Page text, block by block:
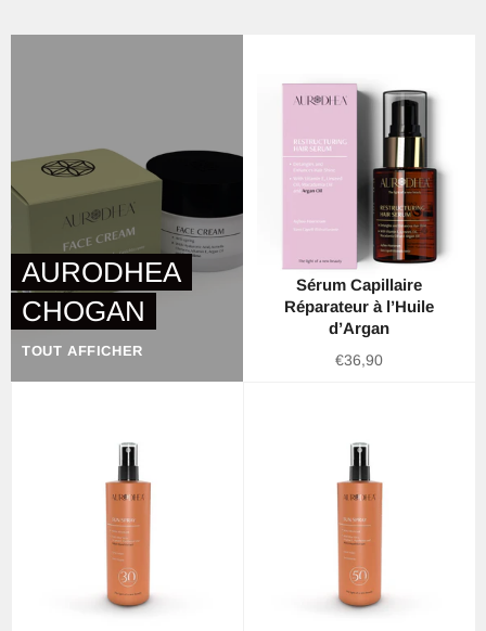
AURODHEA
CHOGAN
TOUT AFFICHER
Sérum Capillaire
Réparateur à l’Huile
d’Argan
Prix
€36,90